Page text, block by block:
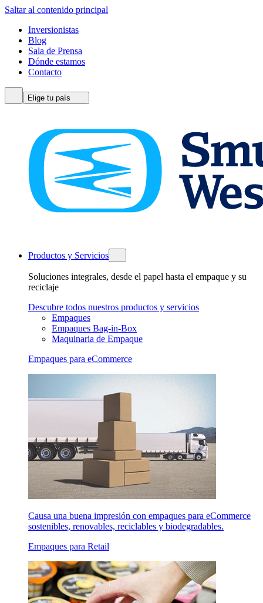
Saltar al contenido principal
Inversionistas
Blog
Sala de Prensa
Dónde estamos
Contacto
Elige tu país
Productos y Servicios
Soluciones integrales, desde el papel hasta el empaque y su
reciclaje
Descubre todos nuestros productos y servicios
Empaques
Empaques Bag-in-Box
Maquinaria de Empaque
Empaques para eCommerce
Causa una buena impresión con empaques para eCommerce
sostenibles, renovables, reciclables y biodegradables.
Empaques para Retail